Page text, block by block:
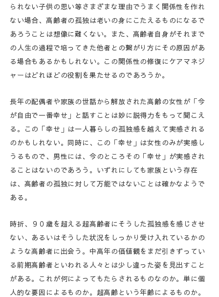
られない子供の思い等さまざまな理由でうまく関係性を作れ
ない場合、高齢者の孤独は老いの身にこたえるものになるで
あろうことは想像に難くない。また、高齢者自身がそれまで
の人生の過程で培ってきた他者との繋がり方にその原因があ
る場合もあるかもしれない。この関係性の修復にケアマネジ
ャーはどれほどの役割を果たせるのであろうか。
長年の配偶者や家族の世話から解放された高齢の女性が「今
が自由で一番幸せ」と話すことは妙に説得力をもって聞こえ
る。この「幸せ」は一人暮らしの孤独感を越えて実感される
のかもしれない。同時に、この「幸せ」は女性のみが実感し
うるもので、男性には、今のところその「幸せ」が実感され
ることはないのであろう。いずれにしても家族という存在
は、高齢者の孤独に対して万能ではないことは確かなようで
ある。
時折、９０歳を超える超高齢者にそうした孤独感を感じさせ
ない、あるいはそうした状況をしっかり受け入れているかの
ような高齢者に出会う。中高年の価値観をまだ引きずってい
る前期高齢者といわれる人々とは少し違った姿を見出すこと
がある。これが何によってもたらされるものなのか。単に個
人的な要因によるものか。超高齢という年齢によるものか。